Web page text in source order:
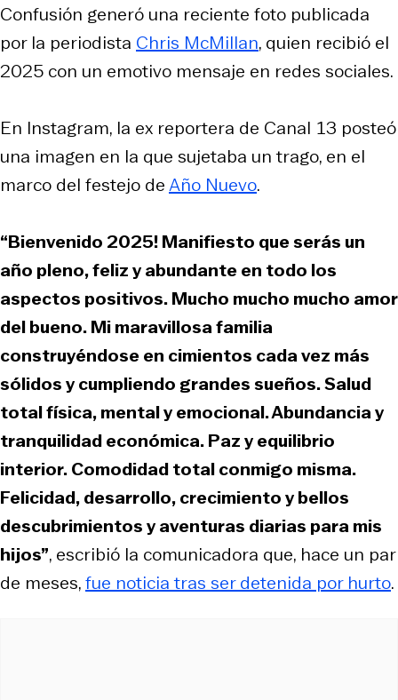
Confusión generó una reciente foto publicada
por la periodista Chris McMillan, quien recibió el
2025 con un emotivo mensaje en redes sociales.
En Instagram, la ex reportera de Canal 13 posteó
una imagen en la que sujetaba un trago, en el
marco del festejo deAño Nuevo.
“Bienvenido 2025! Manifiesto que serás un
año pleno, feliz y abundante en todo los
aspectos positivos. Mucho mucho mucho amor
del bueno. Mi maravillosa familia
construyéndose en cimientos cada vez más
sólidos y cumpliendo grandes sueños. Salud
total física, mental y emocional. Abundancia y
tranquilidad económica. Paz y equilibrio
interior. Comodidad total conmigo misma.
Felicidad, desarrollo, crecimiento y bellos
descubrimientos y aventuras diarias para mis
hijos”, escribió la comunicadora que, hace un par
de meses,fue noticia tras ser detenida por hurto.